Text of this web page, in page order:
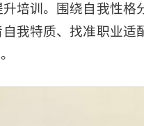
培训。围绕自我性格
我特质、找准职业适